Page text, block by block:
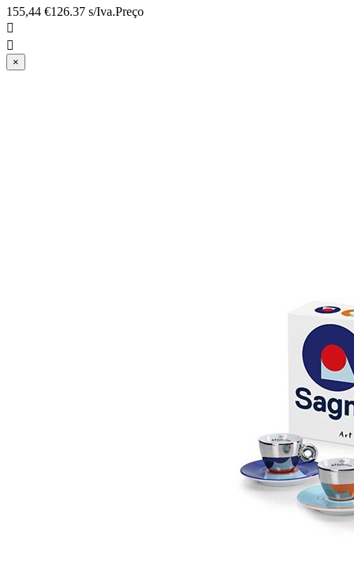
155,44 €126.37 s/Iva.Preço


×